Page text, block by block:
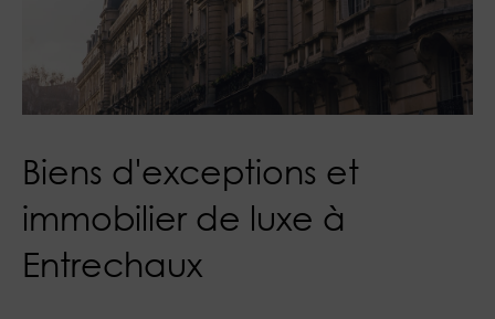
Biens d'exceptions et
immobilier de luxe à
Entrechaux